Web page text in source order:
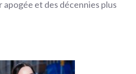
apogée et des décennies plus